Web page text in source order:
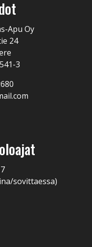
Apu Oy
24
3
sovittaessa)